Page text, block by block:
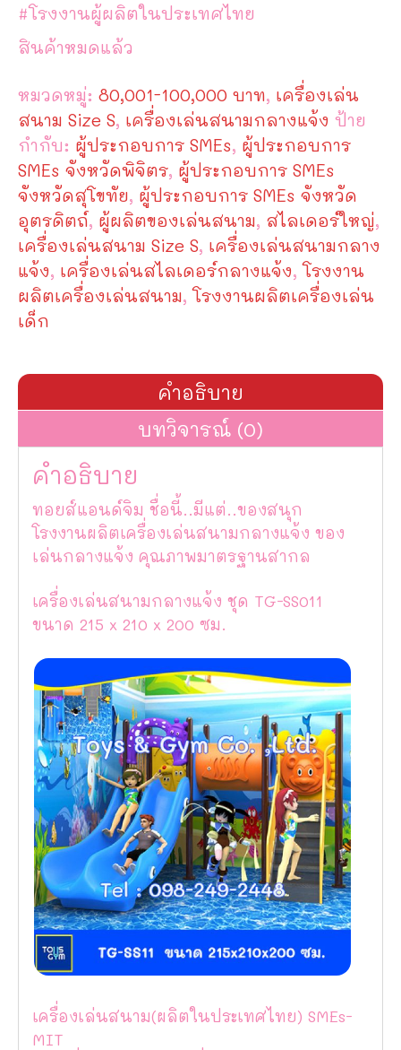
#โรงงานผู้ผลิตในประเทศไทย
สินค้าหมดแล้ว
หมวดหมู่: 80,001-100,000 บาท, เครื่องเล่น
สนาม Size S, เครื่องเล่นสนามกลางแจ้ง ป้าย
กำกับ: ผู้ประกอบการ SMEs, ผู้ประกอบการ
SMEs จังหวัดพิจิตร, ผู้ประกอบการ SMEs
จังหวัดสุโขทัย, ผู้ประกอบการ SMEs จังหวัด
อุตรดิตถ์, ผู้ผลิตของเล่นสนาม, สไลเดอร์ใหญ่,
เครื่องเล่นสนาม Size S, เครื่องเล่นสนามกลาง
แจ้ง, เครื่องเล่นสไลเดอร์กลางแจ้ง,โรงงาน
ผลิตเครื่องเล่นสนาม,โรงงานผลิตเครื่องเล่น
เด็ก
คำอธิบาย
บทวิจารณ์ (0)
คำอธิบาย
ทอยส์แอนด์จิม ชื่อนี้..มีแต่..ของสนุก
โรงงานผลิตเครื่องเล่นสนามกลางแจ้ง ของ
เล่นกลางแจ้ง คุณภาพมาตรฐานสากล
เครื่องเล่นสนามกลางแจ้ง ชุด TG-SS011
ขนาด 215 x 210 x 200 ซม.
เครื่องเล่นสนาม(ผลิตในประเทศไทย) SMEs-
MIT